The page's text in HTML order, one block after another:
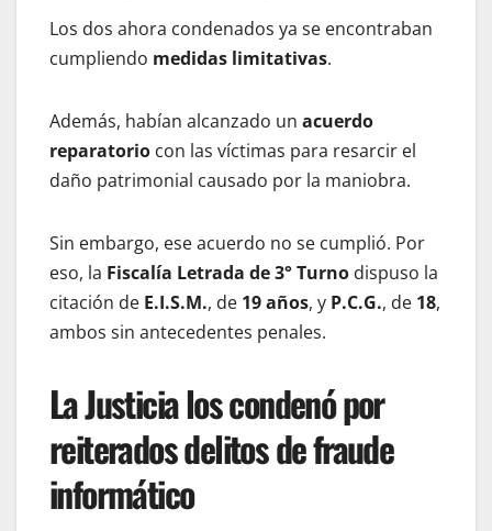
Los dos ahora condenados ya se encontraban
cumpliendo medidas limitativas.
Además, habían alcanzado un acuerdo
reparatorio con las víctimas para resarcir el
daño patrimonial causado por la maniobra.
Sin embargo, ese acuerdo no se cumplió. Por
eso, la Fiscalía Letrada de 3° Turno dispuso la
citación de E.I.S.M., de 19 años, y P.C.G., de 18,
ambos sin antecedentes penales.
La Justicia los condenó por
reiterados delitos de fraude
informático